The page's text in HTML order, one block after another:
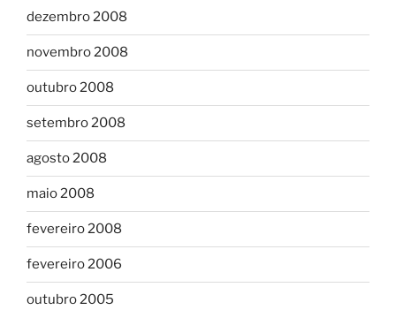
dezembro 2008
novembro 2008
outubro 2008
setembro 2008
agosto 2008
maio 2008
fevereiro 2008
fevereiro 2006
outubro 2005